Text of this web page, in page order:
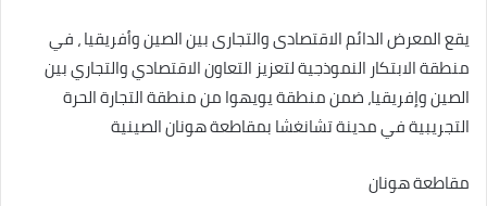
يقع المعرض الدائم الاقتصادى والتجارى بين الصين وأفريقيا ، في
منطقة الابتكار النموذجية لتعزيز التعاون الاقتصادي والتجاري بين
الصين وإفريقيا، ضمن منطقة يويهوا من منطقة التجارة الحرة
التجريبية في مدينة تشانغشا بمقاطعة هونان الصينية
مقاطعة هونان